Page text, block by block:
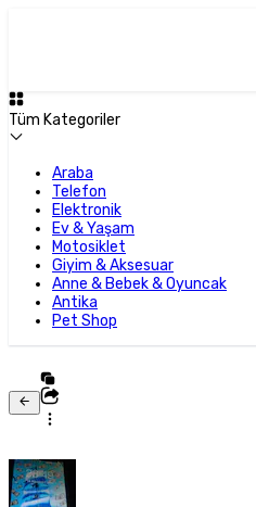
Tüm Kategoriler
Araba
Telefon
Elektronik
Ev & Yaşam
Motosiklet
Giyim & Aksesuar
Anne & Bebek & Oyuncak
Antika
Pet Shop